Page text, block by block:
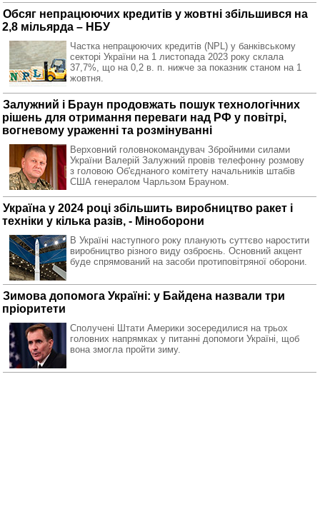
Обсяг непрацюючих кредитів у жовтні збільшився на
2,8 мільярда – НБУ
Частка непрацюючих кредитів (NPL) у банківському
секторі України на 1 листопада 2023 року склала
37,7%, що на 0,2 в. п. нижче за показник станом на 1
жовтня.
Залужний і Браун продовжать пошук технологічних
рішень для отримання переваги над РФ у повітрі,
вогневому ураженні та розмінуванні
Верховний головнокомандувач Збройними силами
України Валерій Залужний провів телефонну розмову
з головою Об'єднаного комітету начальників штабів
США генералом Чарльзом Брауном.
Україна у 2024 році збільшить виробництво ракет і
техніки у кілька разів, - Міноборони
В Україні наступного року планують суттєво наростити
виробництво різного виду озброєнь. Основний акцент
буде спрямований на засоби протиповітряної оборони.
Зимова допомога Україні: у Байдена назвали три
пріоритети
Сполучені Штати Америки зосередилися на трьох
головних напрямках у питанні допомоги Україні, щоб
вона змогла пройти зиму.